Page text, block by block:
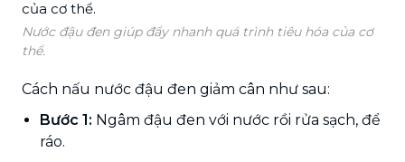
Nước đậu đen giúp đẩy nhanh quá trình tiêu hóa của cơ
thể.
Cách nấu nước đậu đen giảm cân như sau:
Bước 1: Ngâm đậu đen với nước rồi rửa sạch, để
ráo.